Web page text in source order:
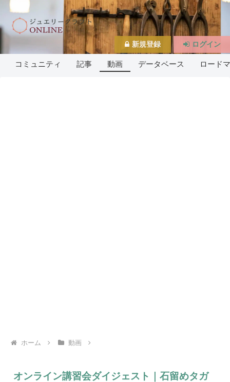
コミュニティ 記事 動画 データベース ロード
ホーム 動画
オンライン講習会ダイジェスト｜石留めタガ
新規登録 ログイン